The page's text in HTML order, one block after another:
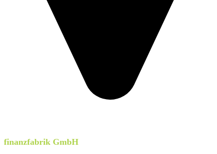
finanzfabrik GmbH